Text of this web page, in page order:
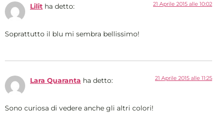
Lilit ha detto: 21 Aprile 2015 alle 10:02
Soprattutto il blu mi sembra bellissimo!
Lara Quaranta ha detto: 21 Aprile 2015 alle 11:25
Sono curiosa di vedere anche gli altri colori!